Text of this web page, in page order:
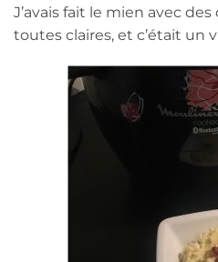
J’avais fait le mien avec
toutes claires, et c’était un